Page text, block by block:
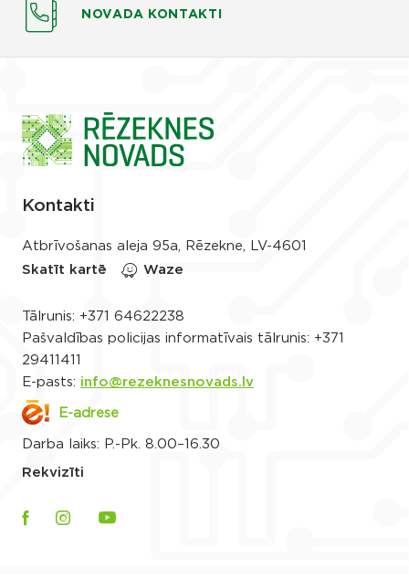
NOVADA KONTAKTI
Kontakti
Atbrīvošanas aleja 95a, Rēzekne, LV-4601
Skatīt kartē
Waze
Tālrunis: +371 64622238
Pašvaldības policijas informatīvais tālrunis: +371
29411411
E-pasts: info@rezeknesnovads.lv
E-adrese
Darba laiks: P.-Pk. 8.00–16.30
Rekvizīti